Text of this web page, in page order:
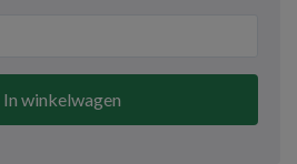
In winkelwagen